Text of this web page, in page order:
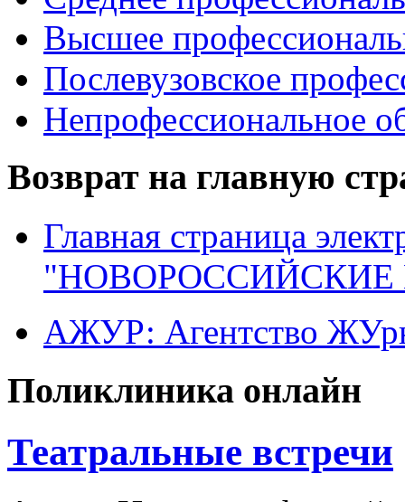
Высшее
Послевузовское
Непрофессиональное
Возврат на главную
Главная страница
"НОВОРОССИЙСКИЕ
АЖУР: Агентство
Поликлиника онлайн
Театральные встречи